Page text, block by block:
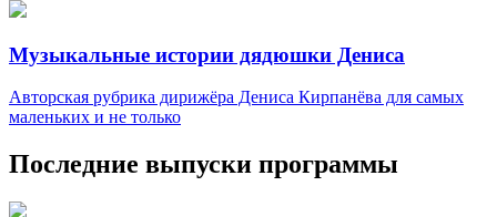
Музыкальные истории дядюшки Дениса
Авторская рубрика дирижёра Дениса Кирпанёва для самых
маленьких и не только
Последние выпуски программы